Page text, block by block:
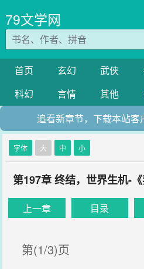
79文学网
首页 玄幻 武侠
科幻
言情 其他
追看新章节，下载本站客
字体 大 中 小
第197章 终结，世界生机-
上一章 目录
第(1/3)页